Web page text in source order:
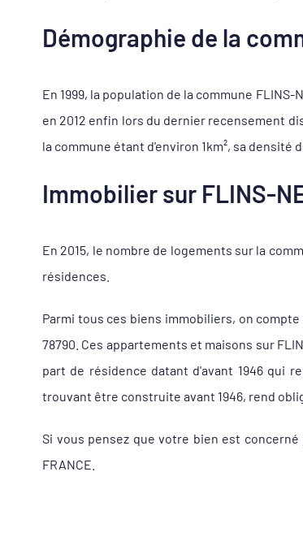
Démographie de la
En 1999, la population de la commune
en 2012 enfin lors du dernier recensement
la commune étant d'environ 1km², sa densité
Immobilier sur FLINS-
En 2015, le nombre de logements sur la
résidences.
Parmi tous ces biens immobiliers, on
78790. Ces appartements et maisons sur
part de résidence datant d'avant 1946 qui
trouvant être construite avant 1946, rend
Si vous pensez que votre bien est concerné
FRANCE.